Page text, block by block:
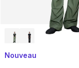
Nouveau